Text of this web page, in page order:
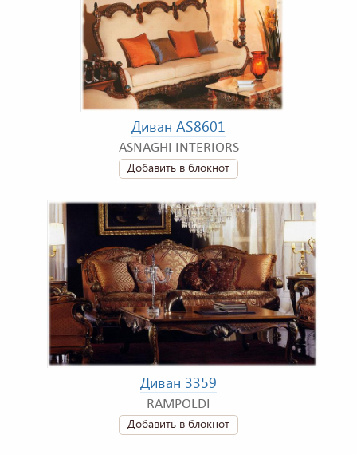
Диван AS8601
ASNAGHI INTERIORS
Добавить в блокнот
Диван 3359
RAMPOLDI
Добавить в блокнот